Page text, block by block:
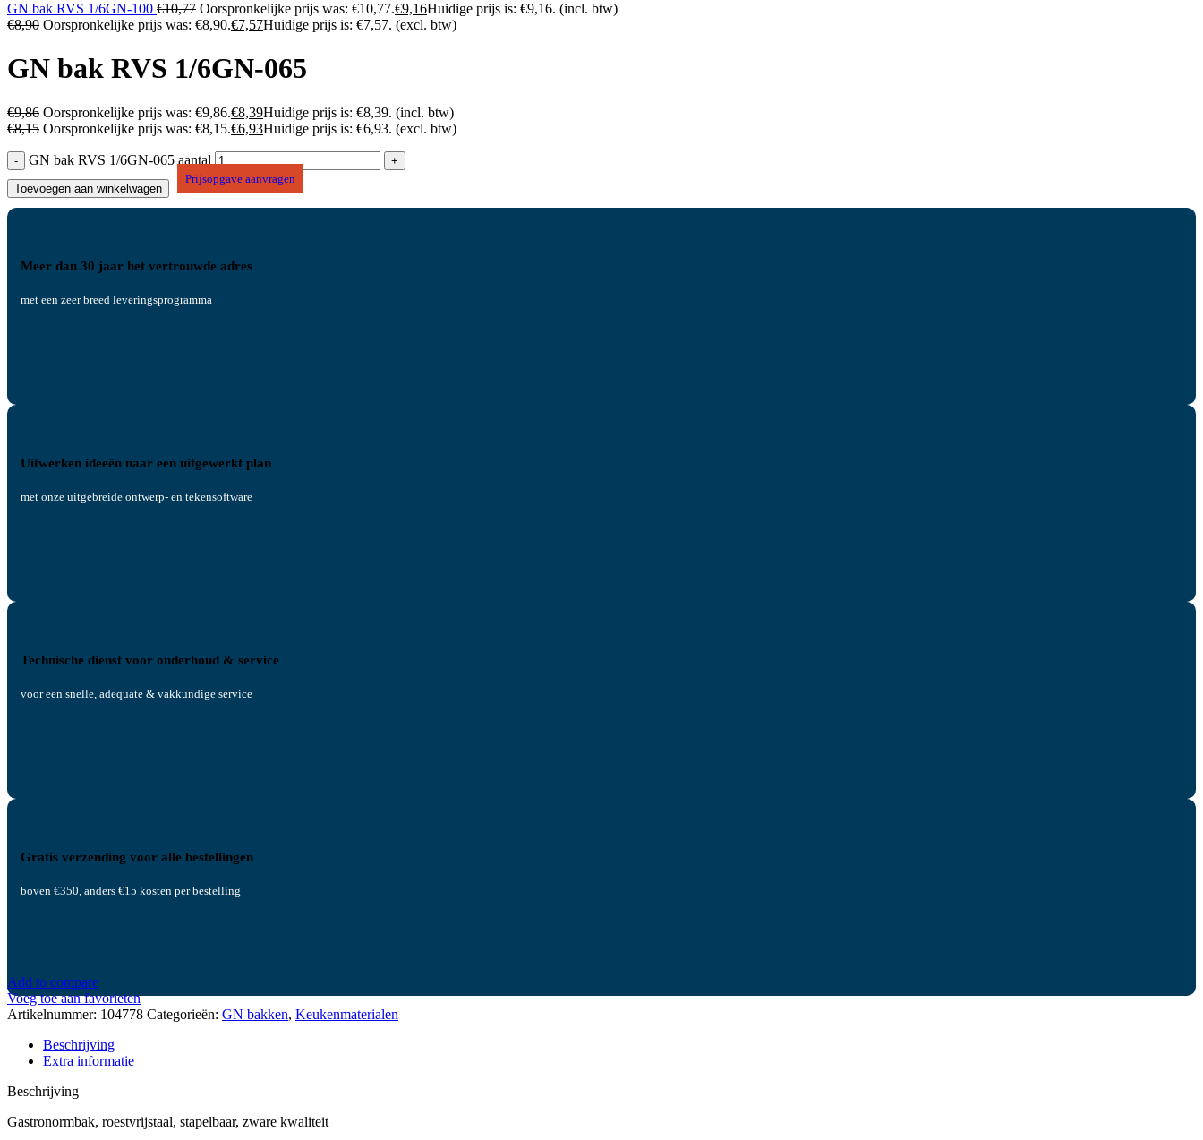
GN bak RVS 1/6GN-100 €10,77 Oorspronkelijke prijs was: €10,77.€9,16Huidige prijs is: €9,16. (incl. btw)
€8,90 Oorspronkelijke prijs was: €8,90.€7,57Huidige prijs is: €7,57. (excl. btw)
GN bak RVS 1/6GN-065
€9,86 Oorspronkelijke prijs was: €9,86.€8,39Huidige prijs is: €8,39. (incl. btw)
€8,15 Oorspronkelijke prijs was: €8,15.€6,93Huidige prijs is: €6,93. (excl. btw)
GN bak RVS 1/6GN-065 aantal
Toevoegen aan winkelwagen
Prijsopgave aanvragen
Meer dan 30 jaar het vertrouwde adres
met een zeer breed leveringsprogramma
Uitwerken ideeën naar een uitgewerkt plan
met onze uitgebreide ontwerp- en tekensoftware
Technische dienst voor onderhoud & service
voor een snelle, adequate & vakkundige service
Gratis verzending voor alle bestellingen
boven €350, anders €15 kosten per bestelling
Add to compare
Voeg toe aan favorieten
Artikelnummer: 104778 Categorieën: GN bakken, Keukenmaterialen
Beschrijving
Extra informatie
Beschrijving
Gastronormbak, roestvrijstaal, stapelbaar, zware kwaliteit